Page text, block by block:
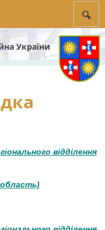
України
відділення
область)